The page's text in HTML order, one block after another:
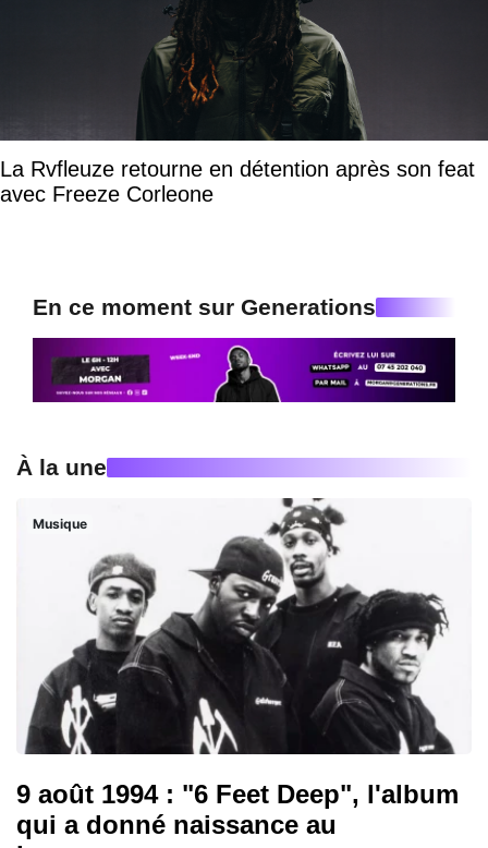
La Rvfleuze retourne en détention après son feat
avec Freeze Corleone
En ce moment sur Generations
À la une
Musique
9 août 1994 : "6 Feet Deep", l'album
qui a donné naissance au